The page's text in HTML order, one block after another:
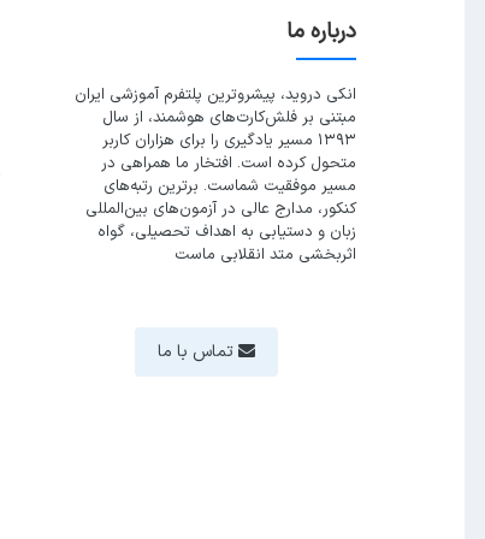
درباره ما
انکی دروید، پیشروترین پلتفرم آموزشی ایران
مبتنی بر فلش‌کارت‌های هوشمند، از سال
۱۳۹۳ مسیر یادگیری را برای هزاران کاربر
متحول کرده است. افتخار ما همراهی در
مسیر موفقیت شماست. برترین رتبه‌های
کنکور، مدارج عالی در آزمون‌های بین‌المللی
زبان و دستیابی به اهداف تحصیلی، گواه
اثربخشی متد انقلابی ماست
تماس با ما